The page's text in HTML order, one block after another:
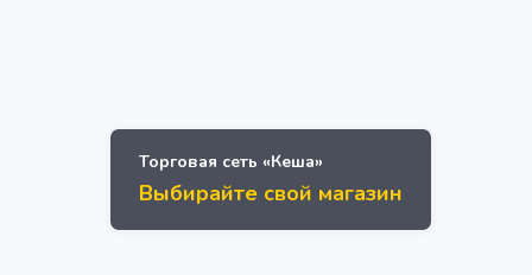
Торговая сеть «Кеша»
Выбирайте свой магазин